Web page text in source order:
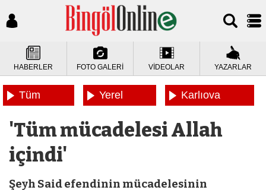
HABERLER FOTO GALERİ VİDEOLAR YAZARLAR
Tüm
Yerel
Karlıova
'Tüm mücadelesi Allah
içindi'
Şeyh Said efendinin mücadelesinin